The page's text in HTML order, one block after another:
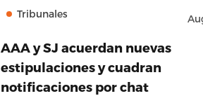
Tribunales
AAA y SJ acuerdan nuevas
estipulaciones y cuadran
notificaciones por chat